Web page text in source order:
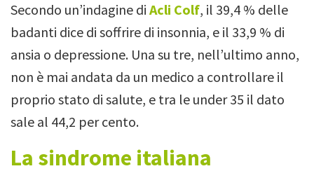
Secondo un’indagine di Acli Colf, il 39,4 % delle
badanti dice di soffrire di insonnia, e il 33,9 % di
ansia o depressione. Una su tre, nell’ultimo anno,
non è mai andata da un medico a controllare il
proprio stato di salute, e tra le under 35 il dato
sale al 44,2 per cento.
La sindrome italiana